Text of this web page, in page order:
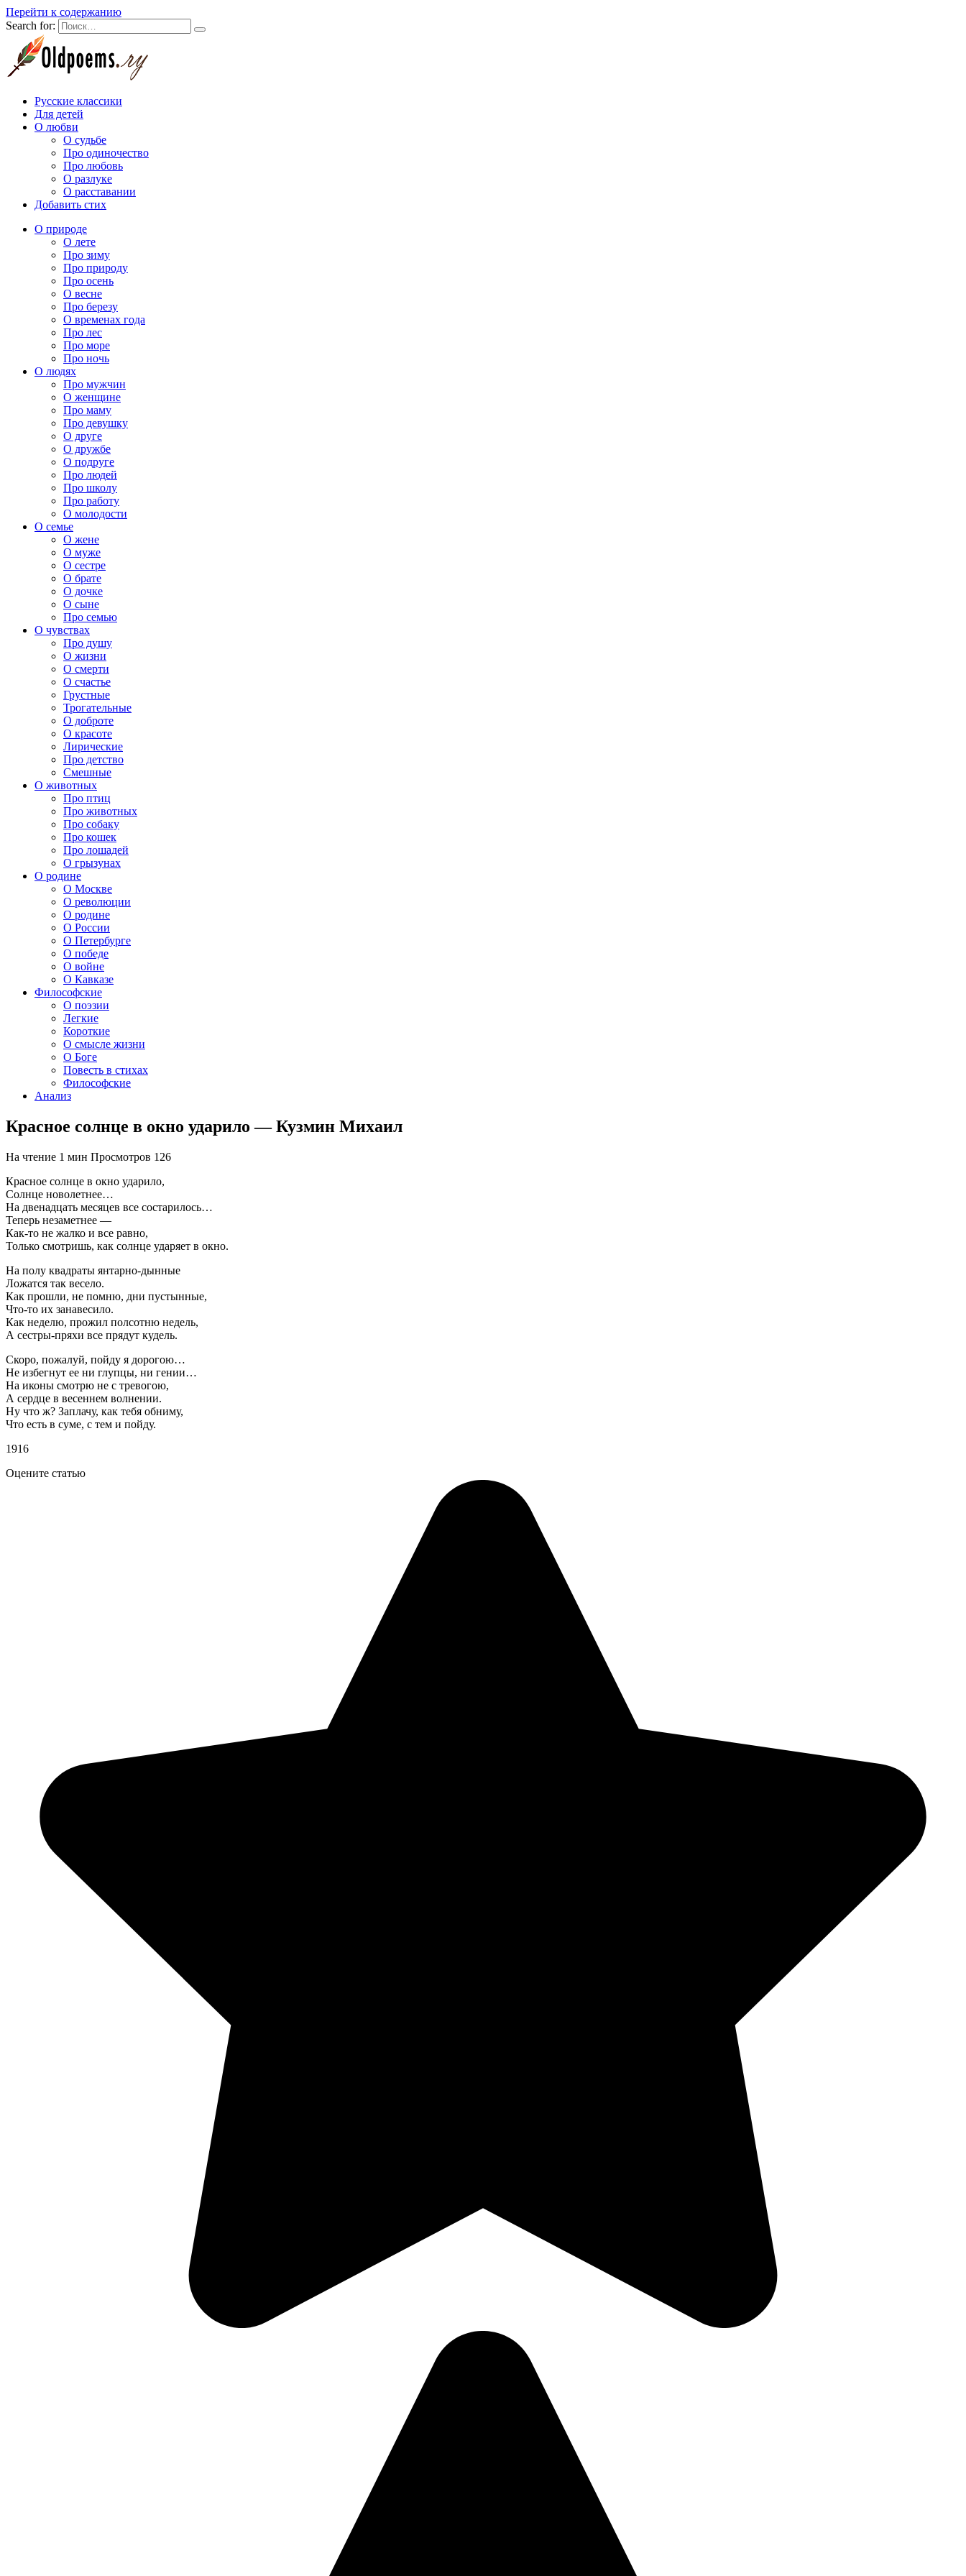
Перейти к содержанию
Search for:
Русские классики
Для детей
О любви
О судьбе
Про одиночество
Про любовь
О разлуке
О расставании
Добавить стих
О природе
О лете
Про зиму
Про природу
Про осень
О весне
Про березу
О временах года
Про лес
Про море
Про ночь
О людях
Про мужчин
О женщине
Про маму
Про девушку
О друге
О дружбе
О подруге
Про людей
Про школу
Про работу
О молодости
О семье
О жене
О муже
О сестре
О брате
О дочке
О сыне
Про семью
О чувствах
Про душу
О жизни
О смерти
О счастье
Грустные
Трогательные
О доброте
О красоте
Лирические
Про детство
Смешные
О животных
Про птиц
Про животных
Про собаку
Про кошек
Про лошадей
О грызунах
О родине
О Москве
О революции
О родине
О России
О Петербурге
О победе
О войне
О Кавказе
Философские
О поэзии
Легкие
Короткие
О смысле жизни
О Боге
Повесть в стихах
Философские
Анализ
Красное солнце в окно ударило — Кузмин Михаил
На чтение 1 мин Просмотров 126
Красное солнце в окно ударило,
Солнце новолетнее…
На двенадцать месяцев все состарилось…
Теперь незаметнее —
Как-то не жалко и все равно,
Только смотришь, как солнце ударяет в окно.
На полу квадраты янтарно-дынные
Ложатся так весело.
Как прошли, не помню, дни пустынные,
Что-то их занавесило.
Как неделю, прожил полсотню недель,
А сестры-пряхи все прядут кудель.
Скоро, пожалуй, пойду я дорогою…
Не избегнут ее ни глупцы, ни гении…
На иконы смотрю не с тревогою,
А сердце в весеннем волнении.
Ну что ж? Заплачу, как тебя обниму,
Что есть в суме, с тем и пойду.
1916
Оцените статью